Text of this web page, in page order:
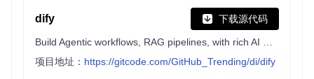
dify 下载源代码
项目地址： https://gitcode.com/GitHub_Trending/di/dify